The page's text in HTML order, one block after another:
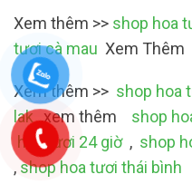
Xem thêm >> shop hoa
tươi cà mau Xem Thêm
Xem thêm >> shop hoa
lak,xem thêm shop
hoa tươi 24 giờ , shop
, shop hoa tươi thái bình